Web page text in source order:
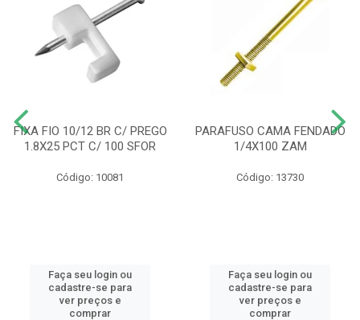
FIXA FIO 10/12 BR C/ PREGO
1.8X25 PCT C/ 100 SFOR
Código: 10081
Faça seu login ou
cadastre-se para
ver preços e
comprar
PARAFUSO CAMA FENDADO
1/4X100 ZAM
Código: 13730
Faça seu login ou
cadastre-se para
ver preços e
comprar